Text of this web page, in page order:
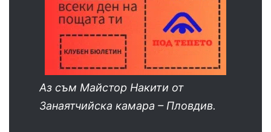
Аз съм Майстор Накити от
Занаятчийска камара – Пловдив.